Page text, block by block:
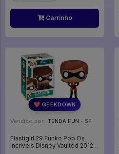
Carrinho
💖 GEEKDOWN
Vendido por: TENDA FUN - SP
Elastigirl 29 Funko Pop Os
Incríveis Disney Vaulted 2012 -